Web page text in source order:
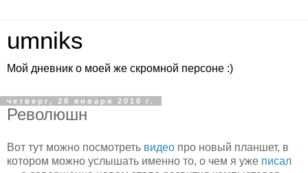
umniks
Мой дневник о моей же скромной персоне :)
четверг, 28 января 2010 г.
Революшн
Вот тут можно посмотреть видео про новый планшет, в
котором можно услышать именно то, о чем я уже писал